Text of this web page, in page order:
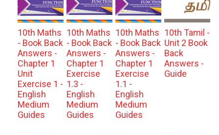
10th Maths
- Book Back
Answers -
Chapter 1
Unit
Exercise 1 -
English
Medium
Guides
10th Maths
- Book Back
Answers -
Chapter 1
Exercise
1.3 -
English
Medium
Guides
10th Maths
- Book Back
Answers -
Chapter 1
Exercise
1.1 -
English
Medium
Guides
10th Tamil -
Unit 2 Book
Back
Answers -
Guide